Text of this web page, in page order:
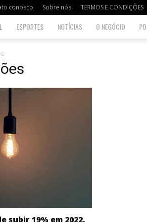
conosco Sobre nós TERMOS E CONDIÇÕES
ESPORTES NOTÍCIAS O NEGÓCIO
subir 19% em 2022,